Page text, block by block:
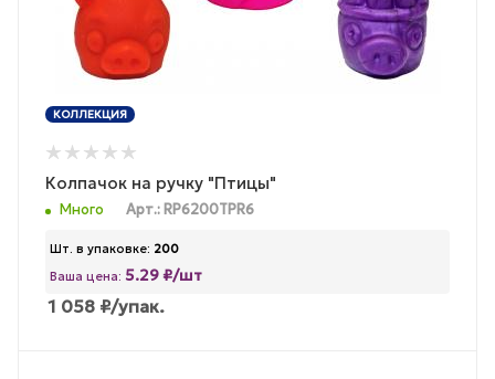
КОЛЛЕКЦИЯ
Колпачок на ручку "Птицы"
Много Арт.: RP6200TPR6
Шт. в упаковке: 200
Ваша цена: 5.29 ₽/шт
1 058 ₽/упак.